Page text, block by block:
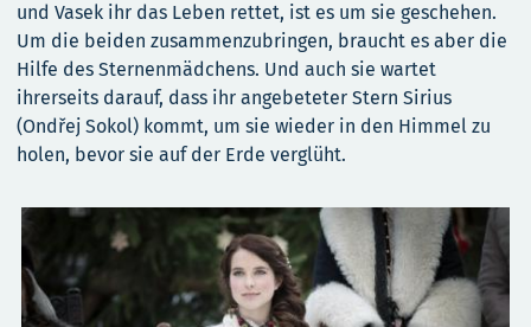
und Vasek ihr das Leben rettet, ist es um sie geschehen.
Um die beiden zusammenzubringen, braucht es aber die
Hilfe des Sternenmädchens. Und auch sie wartet
ihrerseits darauf, dass ihr angebeteter Stern Sirius
(Ondřej Sokol) kommt, um sie wieder in den Himmel zu
holen, bevor sie auf der Erde verglüht.